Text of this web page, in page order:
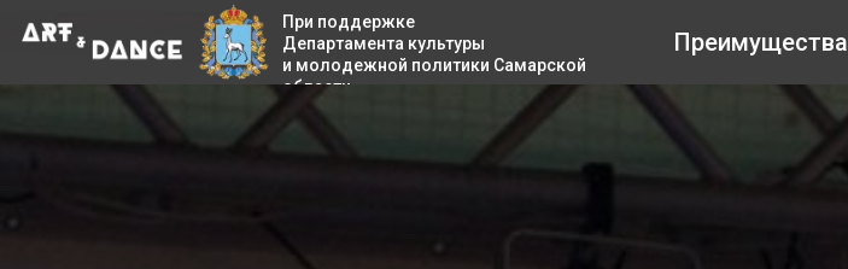
Преимущества
При поддержке
Департамента культуры
и молодежной политики Самарской
области